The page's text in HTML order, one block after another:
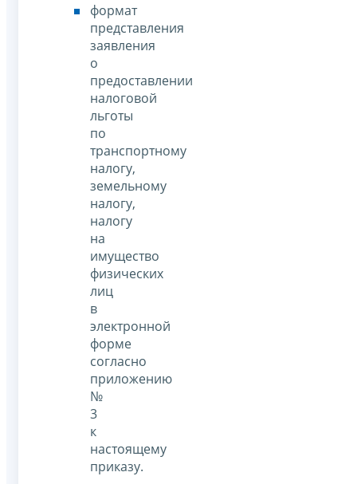
формат
представления
заявления
о
предоставлении
налоговой
льготы
по
транспортному
налогу,
земельному
налогу,
налогу
на
имущество
физических
лиц
в
электронной
форме
согласно
приложению
№
3
к
настоящему
приказу.